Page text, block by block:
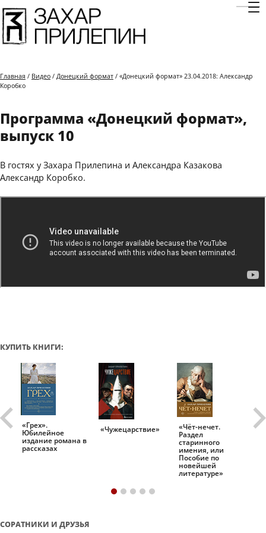
Главная / Видео / Донецкий формат / «Донецкий формат» 23.04.2018: Александр
Коробко
Программа «Донецкий формат»,
выпуск 10
В гостях у Захара Прилепина и Александра Казакова
Александр Коробко.
КУПИТЬ КНИГИ:
«Грех».
Юбилейное
издание романа в
рассказах
«Чужецарствие» «Чёт-нечет.
Раздел
старинного
имения, или
Пособие по
новейшей
литературе»
СОРАТНИКИ И ДРУЗЬЯ